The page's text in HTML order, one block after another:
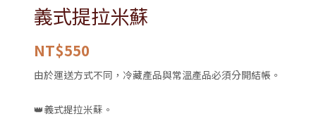
義式提拉米蘇
NT$550
由於運送方式不同，冷藏產品與常溫產品必須分開結帳。
👑義式提拉米蘇。
米
數
量